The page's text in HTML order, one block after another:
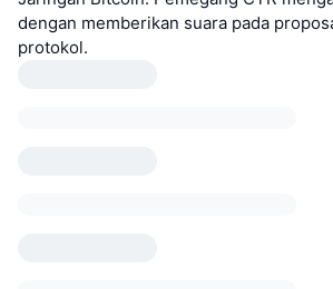
dengan memberikan suara pada
protokol.